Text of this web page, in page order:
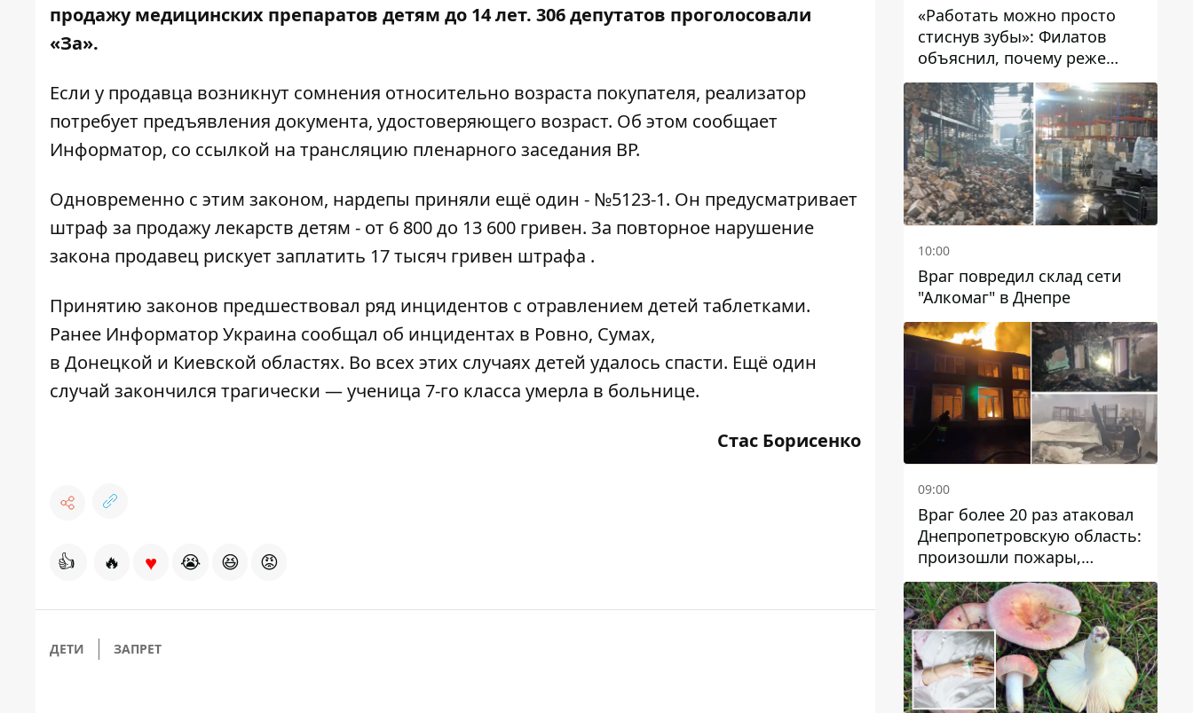
продажу медицинских препаратов детям до 14 лет. 306 депутатов проголосовали
«За».
Если у продавца возникнут сомнения относительно возраста покупателя, реализатор
потребует предъявления документа, удостоверяющего возраст. Об этом сообщает
Информатор, со ссылкой на трансляцию пленарного заседания ВР.
Одновременно с этим законом, нардепы приняли ещё один - №5123-1. Он предусматривает
штраф за продажу лекарств детям - от 6 800 до 13 600 гривен. За повторное нарушение
закона продавец рискует заплатить 17 тысяч гривен штрафа .
Принятию законов предшествовал ряд инцидентов с отравлением детей таблетками.
Ранее Информатор Украина сообщал об инцидентах в Ровно, Сумах,
в Донецкой и Киевской областях. Во всех этих случаях детей удалось спасти. Ещё один
случай закончился трагически —ученица 7-го класса умерла в больнице.
Стас Борисенко
👍 🔥 ♥ 😭 😆 😡
ДЕТИ ЗАПРЕТ
«Работать можно просто
стиснув зубы»: Филатов
объяснил, почему реже
пишет в соцсетях и
раскритиковал медийность
чиновников
10:00
Враг повредил склад сети
"Алкомаг" в Днепре
09:00
Враг более 20 раз атаковал
Днепропетровскую область:
произошли пожары,
повреждены дома,
инфраструктура и авто